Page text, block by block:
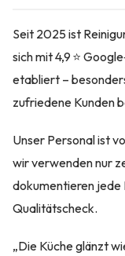
Seit 2025 ist
sich mit 4,9 ⭐
etabliert –
zufriedene Kunden
Unser Personal ist
wir verwenden nur
dokumentieren jede
Qualitätscheck.
„Die Küche glänzt